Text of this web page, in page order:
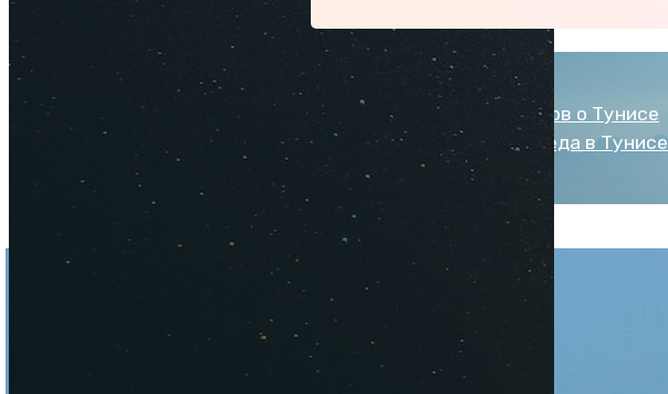
Отзывы туристов о Тунисе
Сколько стоит еда в Тунисе